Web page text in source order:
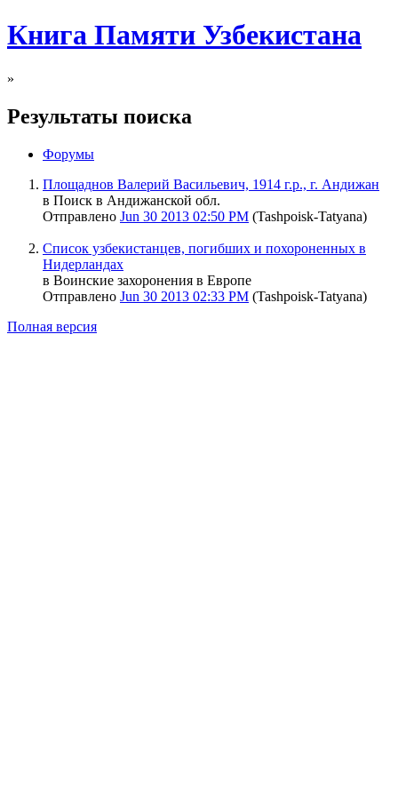
Книга Памяти Узбекистана
»
Результаты поиска
Форумы
Площаднов Валерий Васильевич, 1914 г.р., г. Андижан
в Поиск в Андижанской обл.
Отправлено Jun 30 2013 02:50 PM (Tashpoisk-Tatyana)
Список узбекистанцев, погибших и похороненных в
Нидерландах
в Воинские захоронения в Европе
Отправлено Jun 30 2013 02:33 PM (Tashpoisk-Tatyana)
Полная версия